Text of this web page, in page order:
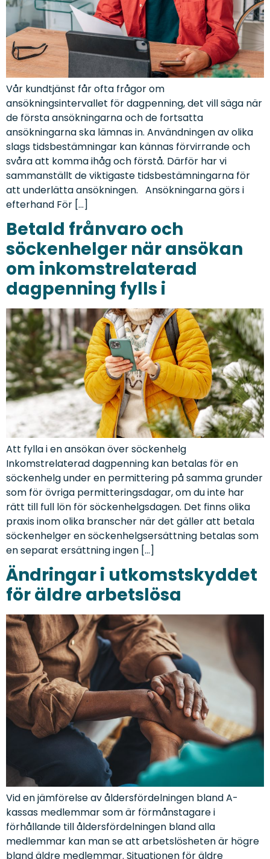
Vår kundtjänst får ofta frågor om
ansökningsintervallet för dagpenning, det vill säga när
de första ansökningarna och de fortsatta
ansökningarna ska lämnas in. Användningen av olika
slags tidsbestämningar kan kännas förvirrande och
svåra att komma ihåg och förstå. Därför har vi
sammanställt de viktigaste tidsbestämningarna för
att underlätta ansökningen. Ansökningarna görs i
efterhand För […]
Betald frånvaro och
söckenhelger när ansökan
om inkomstrelaterad
dagpenning fylls i
Att fylla i en ansökan över söckenhelg
Inkomstrelaterad dagpenning kan betalas för en
söckenhelg under en permittering på samma grunder
som för övriga permitteringsdagar, om du inte har
rätt till full lön för söckenhelgsdagen. Det finns olika
praxis inom olika branscher när det gäller att betala
söckenhelger en söckenhelgsersättning betalas som
en separat ersättning ingen […]
Ändringar i utkomstskyddet
för äldre arbetslösa
Vid en jämförelse av åldersfördelningen bland A-
kassas medlemmar som är förmånstagare i
förhållande till åldersfördelningen bland alla
medlemmar kan man se att arbetslösheten är högre
bland äldre medlemmar. Situationen för äldre